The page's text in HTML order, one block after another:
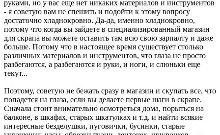
руками, но у вас еще нет никаких материалов и инструментов
- я советую вам не спешить и подойти к этому вопросу
достаточно хладнокровно. Да-да, именно хладнокровно,
потому что когда вы зайдете в специализированный магазин
для скрапа вы можете оставить там всю свою зарпалту и даже
больше. Потому что в настоящее время существует столько
различных материалов и инструментов, что глаза не просто
разбегаются, а разбегаются и руки, и ноги, и слюньки еще
текут...
Поэтому, советую не бежать сразу в магазин и скупать все, что
попадется на глаза, если вы делаете первые шаги в скрапе.
Сначала стоит внимательно осмотреться дома, порыться на
балконе, в шкафах, старых шкатулках и т.д. и найти всякие
интересные безделушки, пуговички, бусинки, старые